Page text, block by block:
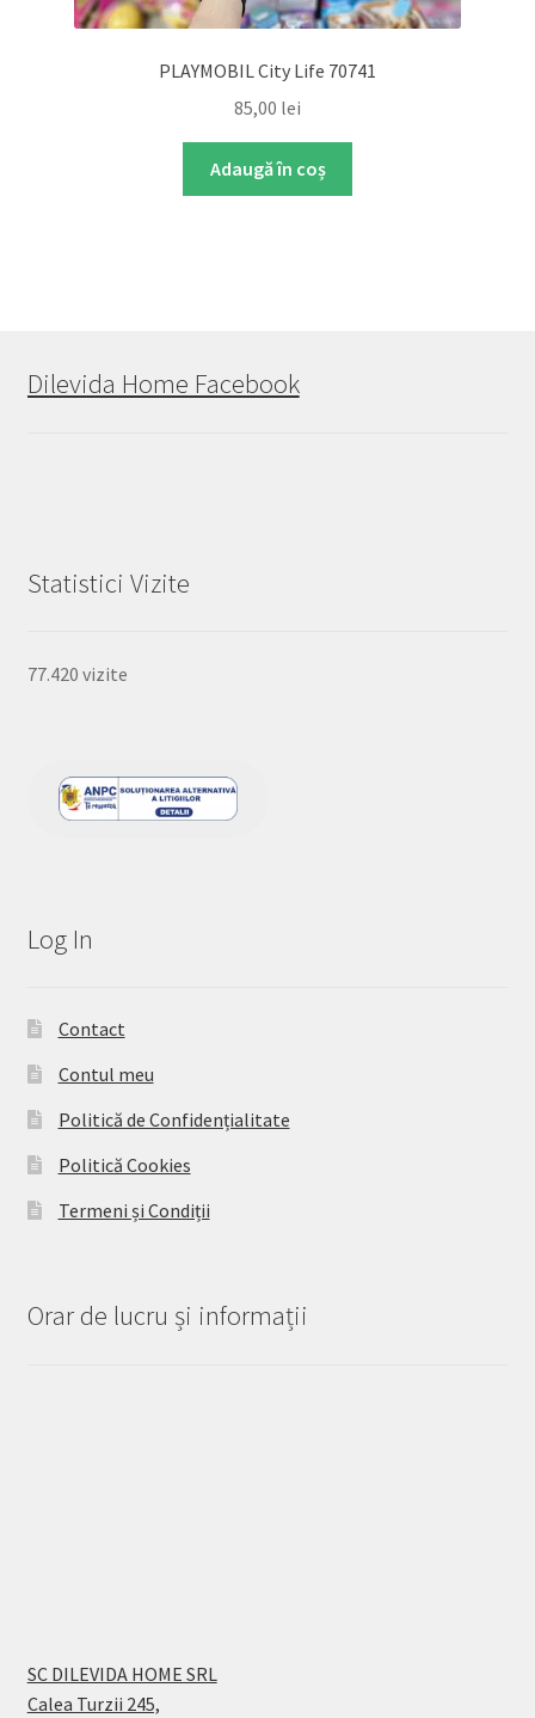
PLAYMOBIL City Life 70741
85,00 lei
Adaugă în coș
Dilevida Home Facebook
Statistici Vizite
77.420 vizite
Log In
Contact
Contul meu
Politică de Confidențialitate
Politică Cookies
Termeni și Condiții
Orar de lucru și informații
SC DILEVIDA HOME SRL
Calea Turzii 245,